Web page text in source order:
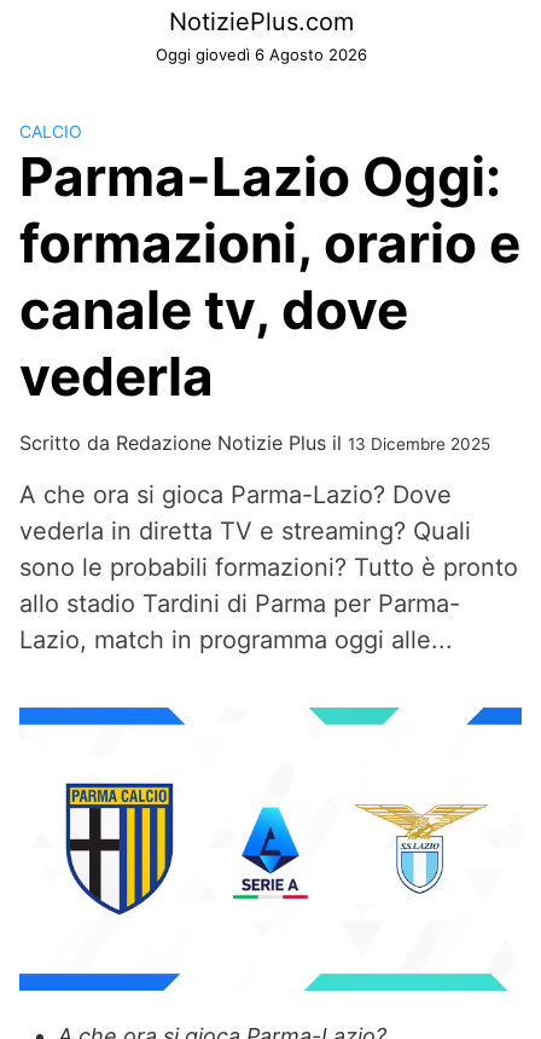
NotiziePlus.com
Oggi giovedì 6 Agosto 2026
CALCIO
Parma-Lazio Oggi:
formazioni, orario e
canale tv, dove
vederla
Scritto da Redazione Notizie Plus il 13 Dicembre 2025
A che ora si gioca Parma-Lazio? Dove
vederla in diretta TV e streaming? Quali
sono le probabili formazioni? Tutto è pronto
allo stadio Tardini di Parma per Parma-
Lazio, match in programma oggi alle...